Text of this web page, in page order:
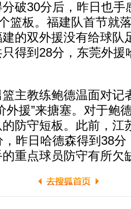
破30分后，昨日也手
篮板。福建队首节就
的双外援没有给球队
得到28分，东莞外援
教练鲍德温面对记
外援”来搪塞。对于鲍
防守短板。此前，江
，昨日哈德森得到38
重点球员防守有所欠